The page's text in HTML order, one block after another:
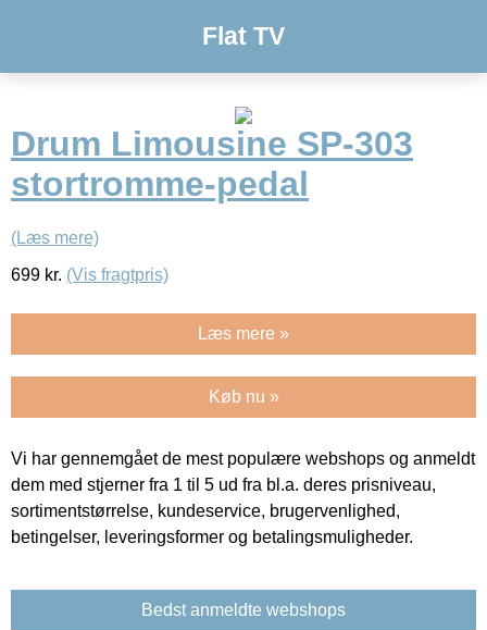
Flat TV
Drum Limousine SP-303
stortromme-pedal
(Læs mere)
699 kr. (Vis fragtpris)
Læs mere »
Køb nu »
Vi har gennemgået de mest populære webshops og anmeldt
dem med stjerner fra 1 til 5 ud fra bl.a. deres prisniveau,
sortimentstørrelse, kundeservice, brugervenlighed,
betingelser, leveringsformer og betalingsmuligheder.
Bedst anmeldte webshops